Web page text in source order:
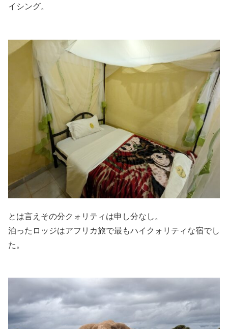
イシング。
とは言えその分クォリティは申し分なし。
泊ったロッジはアフリカ旅で最もハイクォリティな宿でし
た。